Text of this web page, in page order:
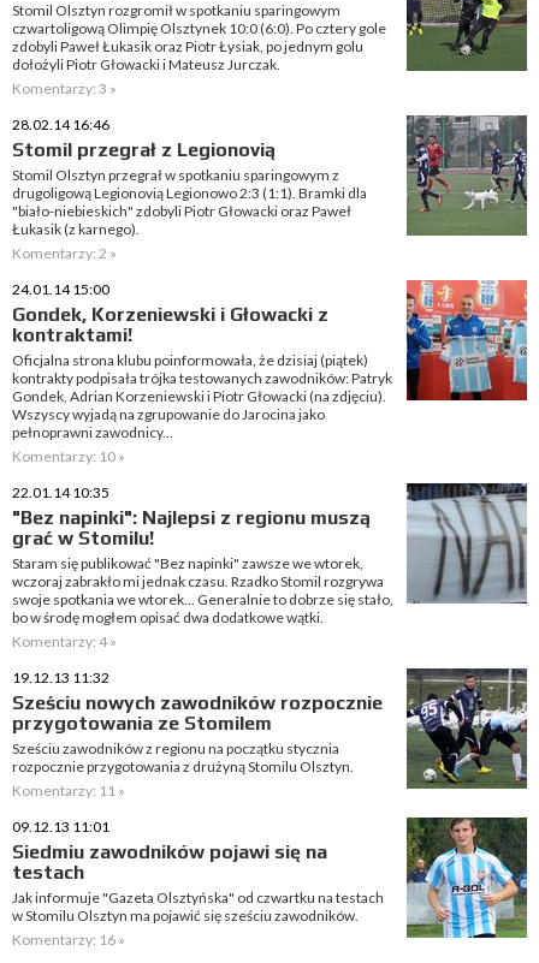
Stomil Olsztyn rozgromił w spotkaniu sparingowym
czwartoligową Olimpię Olsztynek 10:0 (6:0). Po cztery gole
zdobyli Paweł Łukasik oraz Piotr Łysiak, po jednym golu
dołożyli Piotr Głowacki i Mateusz Jurczak.
Komentarzy: 3 »
28.02.14 16:46
Stomil przegrał z Legionovią
Stomil Olsztyn przegrał w spotkaniu sparingowym z
drugoligową Legionovią Legionowo 2:3 (1:1). Bramki dla
"biało-niebieskich" zdobyli Piotr Głowacki oraz Paweł
Łukasik (z karnego).
Komentarzy: 2 »
24.01.14 15:00
Gondek, Korzeniewski i Głowacki z
kontraktami!
Oficjalna strona klubu poinformowała, że dzisiaj (piątek)
kontrakty podpisała trójka testowanych zawodników: Patryk
Gondek, Adrian Korzeniewski i Piotr Głowacki (na zdjęciu).
Wszyscy wyjadą na zgrupowanie do Jarocina jako
pełnoprawni zawodnicy...
Komentarzy: 10 »
22.01.14 10:35
"Bez napinki": Najlepsi z regionu muszą
grać w Stomilu!
Staram się publikować "Bez napinki" zawsze we wtorek,
wczoraj zabrakło mi jednak czasu. Rzadko Stomil rozgrywa
swoje spotkania we wtorek... Generalnie to dobrze się stało,
bo w środę mogłem opisać dwa dodatkowe wątki.
Komentarzy: 4 »
19.12.13 11:32
Sześciu nowych zawodników rozpocznie
przygotowania ze Stomilem
Sześciu zawodników z regionu na początku stycznia
rozpocznie przygotowania z drużyną Stomilu Olsztyn.
Komentarzy: 11 »
09.12.13 11:01
Siedmiu zawodników pojawi się na
testach
Jak informuje "Gazeta Olsztyńska" od czwartku na testach
w Stomilu Olsztyn ma pojawić się sześciu zawodników.
Komentarzy: 16 »